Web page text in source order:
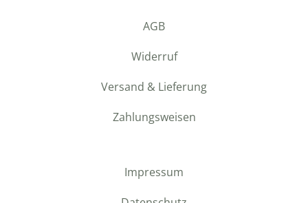
AGB
Widerruf
Versand & Lieferung
Zahlungsweisen
Impressum